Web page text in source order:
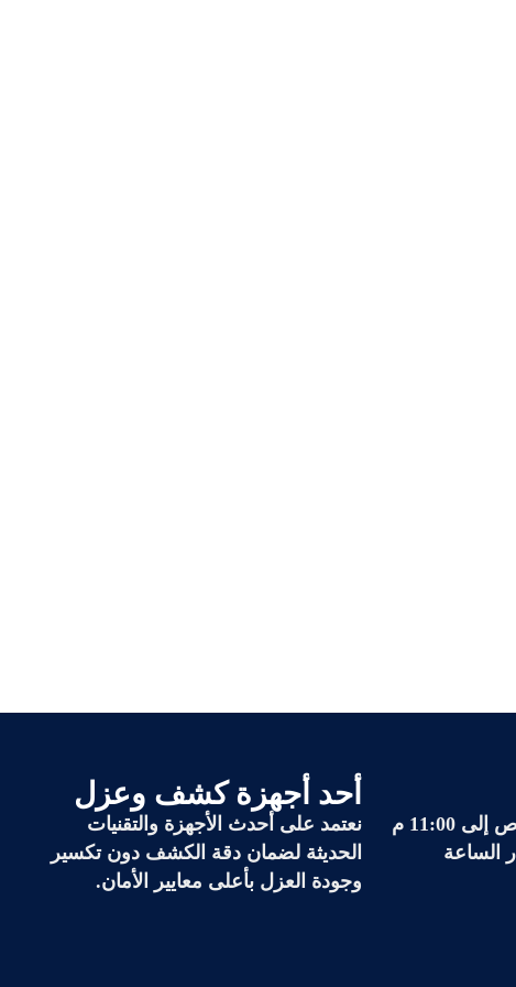
الساعة
أحد أجهزة كشف وعزل
نعتمد على أحدث الأجهزة والتقنيات
الحديثة لضمان دقة الكشف دون تكسير
وجودة العزل بأعلى معايير الأمان.